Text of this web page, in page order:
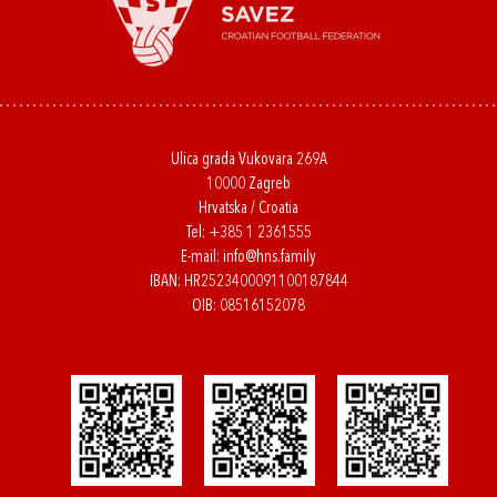
Ulica grada Vukovara 269A
10000 Zagreb
Hrvatska / Croatia
Tel: +385 1 2361555
E-mail: info@hns.family
IBAN: HR2523400091100187844
OIB: 08516152078